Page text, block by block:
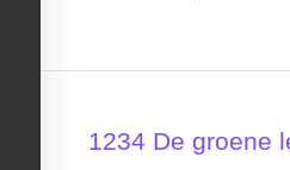
1234 De groene